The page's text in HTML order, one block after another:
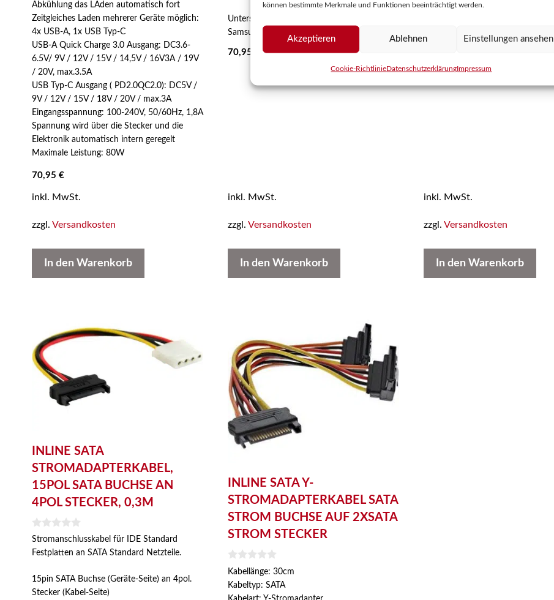
können bestimmte Merkmale und Funktionen beeinträchtigt werden.
Akzeptieren Ablehnen Einstellungen ansehen
Cookie-RichtlinieDatenschutzerklärungImpressum
Abkühlung das LAden automatisch fort
Zeitgleiches Laden mehrerer Geräte möglich:
4x USB-A, 1x USB Typ-C
USB-A Quick Charge 3.0 Ausgang: DC3.6-
6.5V/ 9V / 12V / 15V / 14,5V / 16V3A / 19V
/ 20V, max.3.5A
USB Typ-C Ausgang ( PD2.0QC2.0): DC5V /
9V / 12V / 15V / 18V / 20V / max.3A
Eingangsspannung: 100-240V, 50/60Hz, 1,8A
Spannung wird über die Stecker und die
Elektronik automatisch intern geregelt
Maximale Leistung: 80W
70,95 €
inkl. MwSt.
zzgl. Versandkosten
In den Warenkorb
Unterstützte Notebooks: Lenovo, HP, ASUS,
Samsung, Microsoft Surface, DELL
70,95
inkl. MwSt.
zzgl. Versandkosten
In den Warenkorb
inkl. MwSt.
zzgl. Versandkosten
In den Warenkorb
INLINE SATA
STROMADAPTERKABEL,
15POL SATA BUCHSE AN
4POL STECKER, 0,3M
0
o
Stromanschlusskabel für IDE Standard
Festplatten an SATA Standard Netzteile.
15pin SATA Buchse (Geräte-Seite) an 4pol.
Stecker (Kabel-Seite)
INLINE SATA Y-
STROMADAPTERKABEL SATA
STROM BUCHSE AUF 2XSATA
STROM STECKER
0
v
o
n
Kabellänge: 30cm
Kabeltyp: SATA